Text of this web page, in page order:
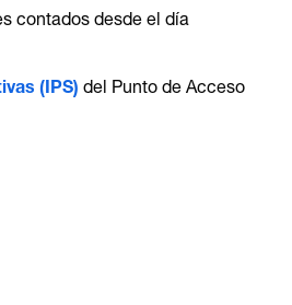
contados desde el día
(IPS) del Punto de Acceso